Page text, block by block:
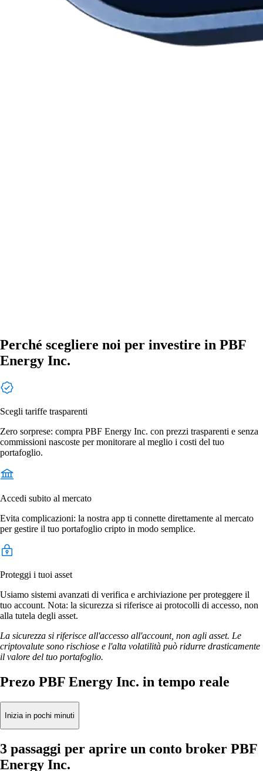
Perché scegliere noi per investire in PBF
Energy Inc.
Scegli tariffe trasparenti
Zero sorprese: compra PBF Energy Inc. con prezzi trasparenti e senza
commissioni nascoste per monitorare al meglio i costi del tuo
portafoglio.
Accedi subito al mercato
Evita complicazioni: la nostra app ti connette direttamente al mercato
per gestire il tuo portafoglio cripto in modo semplice.
Proteggi i tuoi asset
Usiamo sistemi avanzati di verifica e archiviazione per proteggere il
tuo account. Nota: la sicurezza si riferisce ai protocolli di accesso, non
alla tutela degli asset.
La sicurezza si riferisce all'accesso all'account, non agli asset. Le
criptovalute sono rischiose e l'alta volatilità può ridurre drasticamente
il valore del tuo portafoglio.
Prezo PBF Energy Inc. in tempo reale
Inizia in pochi minuti
3 passaggi per aprire un conto broker PBF
Energy Inc.